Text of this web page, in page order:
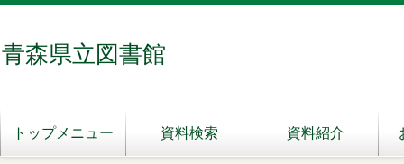
青森県立図書館
トップメニュー 資料検索 資料紹介